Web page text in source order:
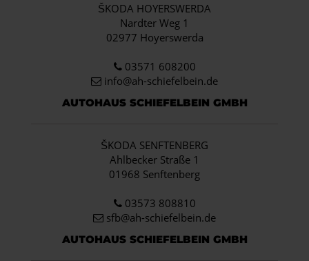
ŠKODA HOYERSWERDA
Nardter Weg 1
02977 Hoyerswerda
03571 608200
info@ah-schiefelbein.de
AUTOHAUS SCHIEFELBEIN GMBH
ŠKODA SENFTENBERG
Ahlbecker Straße 1
01968 Senftenberg
03573 808810
sfb@ah-schiefelbein.de
AUTOHAUS SCHIEFELBEIN GMBH